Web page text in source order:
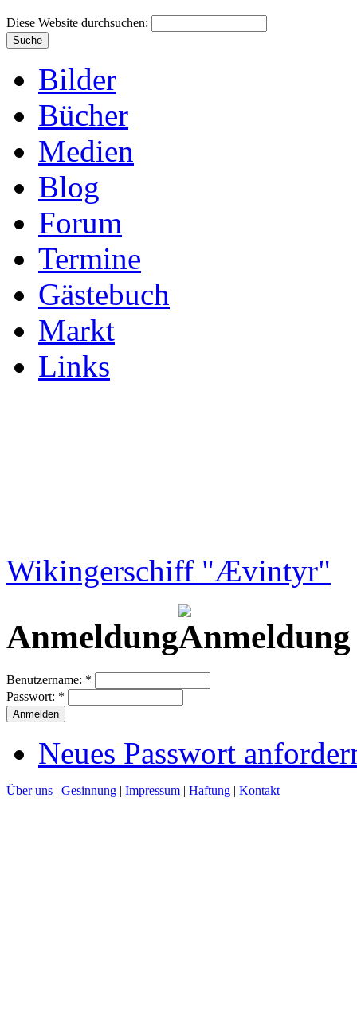
Diese Website durchsuchen:
Bilder
Bücher
Medien
Blog
Forum
Termine
Gästebuch
Markt
Links
Wikingerschiff "Ævintyr"
Anmeldung
Benutzername: *
Passwort: *
Neues Passwort
Über uns | Gesinnung | Impressum | Haftung | Kontakt